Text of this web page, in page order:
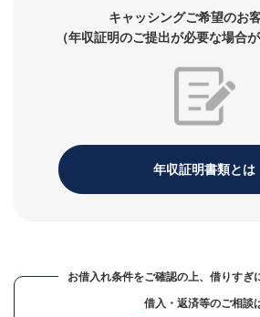
キャッシングご希望のお
（年収証明のご提出が必要な場合が
年収証明書類とは
お借入れ条件をご確認の上、借りすぎ
借入・返済等のご相談